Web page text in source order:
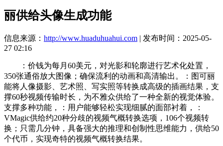
丽供给头像生成功能
信息来源： http://www.huaduhuahui.com | 发布时间：2025-05-
27 02:16
：价钱为每月60美元，对光影和轮廓进行艺术化处置，
350张通俗放大图像；确保流利的动画和高清输出。：图可丽
能将人像摄影、艺术照、写实照等转换成高级的插画结果，支
撑60秒视频传输时长，为不雅众供给了一种全新的视觉体验。
支撑多种功能，：用户能够轻松实现细腻的面部衬着，：
VMagic供给约20种分歧的视频气概转换选项，106个视频转
换；只需几分钟，具备强大的推理和创制性思维能力，供给50
个代币，实现奇特的视频气概转换结果。